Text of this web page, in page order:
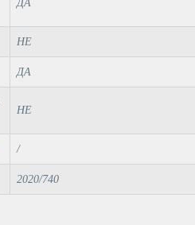
ДА
НЕ
ДА
НЕ
/
2020/740